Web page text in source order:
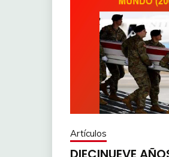
Artículos